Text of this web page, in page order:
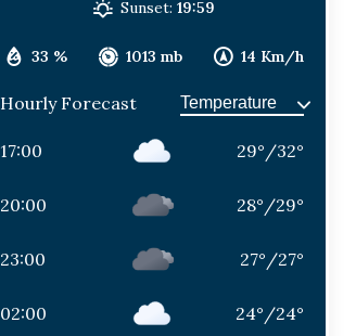
33 % 1013 mb 14 Km/h
Sunset: 19:59
Hourly Forecast
17:00 29° /32°
20:00 28° /29°
23:00 27° /27°
02:00 24° /24°